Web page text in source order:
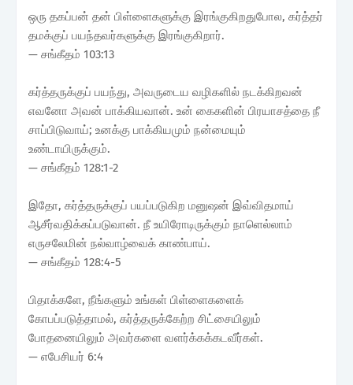
ஒரு தகப்பன் தன் பிள்ளைகளுக்கு இரங்குகிறதுபோல, கர்த்தர்
தமக்குப் பயந்தவர்களுக்கு இரங்குகிறார்.
— சங்கீதம் 103:13
கர்த்தருக்குப் பயந்து, அவருடைய வழிகளில் நடக்கிறவன்
எவனோ அவன் பாக்கியவான். உன் கைகளின் பிரயாசத்தை நீ
சாப்பிடுவாய்; உனக்கு பாக்கியமும் நன்மையும்
உண்டாயிருக்கும்.
— சங்கீதம் 128:1-2
இதோ, கர்த்தருக்குப் பயப்படுகிற மனுஷன் இவ்விதமாய்
ஆசீர்வதிக்கப்படுவான். நீ உயிரோடிருக்கும் நாளெல்லாம்
எருசலேமின் நல்வாழ்வைக் காண்பாய்.
— சங்கீதம் 128:4-5
பிதாக்களே, நீங்களும் உங்கள் பிள்ளைகளைக்
கோபப்படுத்தாமல், கர்த்தருக்கேற்ற சிட்சையிலும்
போதனையிலும் அவர்களை வளர்க்கக்கடவீர்கள்.
— எபேசியர் 6:4